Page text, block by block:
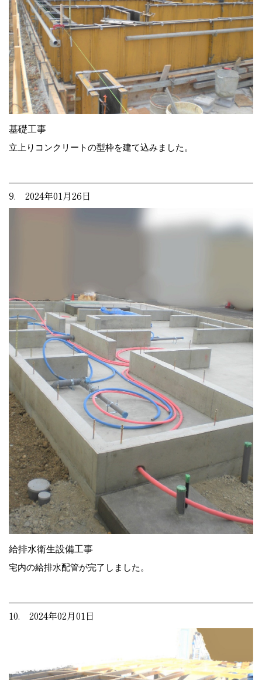
基礎工事
立上りコンクリートの型枠を建て込みました。
9. 2024年01月26日
給排水衛生設備工事
宅内の給排水配管が完了しました。
10. 2024年02月01日